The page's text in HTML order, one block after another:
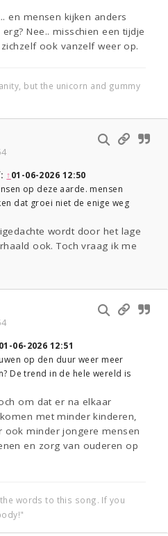
en mensen kijken anders
Nee.. misschien een tijdje
ook vanzelf weer op.
but the unicorn and gummy
↑01-06-2026 12:50
op deze aarde. mensen
dat groei niet de enige weg
wordt door het lage
ook. Toch vraag ik me
01-06-2026 12:51
op den duur weer meer
De trend in de hele wereld is
om dat er na elkaar
met minder kinderen,
minder jongere mensen
en zorg van ouderen op
words to this song. If you